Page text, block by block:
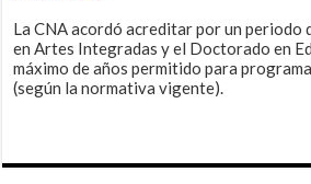
La CNA acordó acreditar por un periodo
en Artes Integradas y el Doctorado en
máximo de años permitido para
(según la normativa vigente).